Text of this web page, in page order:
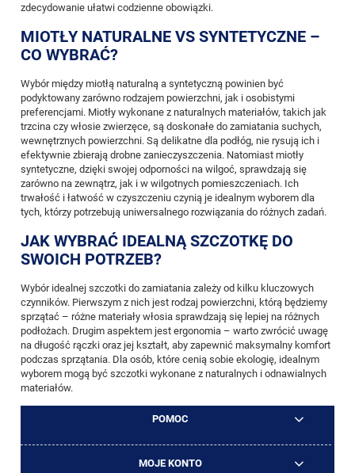
zdecydowanie ułatwi codzienne obowiązki.
MIOTŁY NATURALNE VS SYNTETYCZNE –
CO WYBRAĆ?
Wybór między miotłą naturalną a syntetyczną powinien być
podyktowany zarówno rodzajem powierzchni, jak i osobistymi
preferencjami. Miotły wykonane z naturalnych materiałów, takich jak
trzcina czy włosie zwierzęce, są doskonałe do zamiatania suchych,
wewnętrznych powierzchni. Są delikatne dla podłóg, nie rysują ich i
efektywnie zbierają drobne zanieczyszczenia. Natomiast miotły
syntetyczne, dzięki swojej odporności na wilgoć, sprawdzają się
zarówno na zewnątrz, jak i w wilgotnych pomieszczeniach. Ich
trwałość i łatwość w czyszczeniu czynią je idealnym wyborem dla
tych, którzy potrzebują uniwersalnego rozwiązania do różnych zadań.
JAK WYBRAĆ IDEALNĄ SZCZOTKĘ DO
SWOICH POTRZEB?
Wybór idealnej szczotki do zamiatania zależy od kilku kluczowych
czynników. Pierwszym z nich jest rodzaj powierzchni, którą będziemy
sprzątać – różne materiały włosia sprawdzają się lepiej na różnych
podłożach. Drugim aspektem jest ergonomia – warto zwrócić uwagę
na długość rączki oraz jej kształt, aby zapewnić maksymalny komfort
podczas sprzątania. Dla osób, które cenią sobie ekologię, idealnym
wyborem mogą być szczotki wykonane z naturalnych i odnawialnych
materiałów.
POMOC
MOJE KONTO